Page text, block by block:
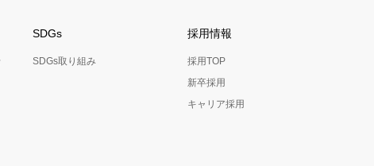
SDGs
SDGs取り組み
採用情報
採用TOP
新卒採用
キャリア採用